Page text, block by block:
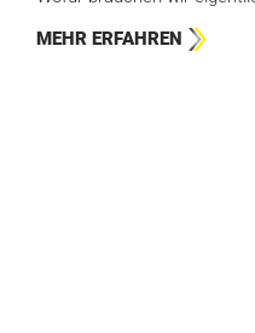
MEHR ERFAHREN